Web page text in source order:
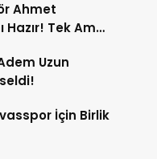
Ahmet
Hazır! Tek Amaç
Uzun
İçin Birlik